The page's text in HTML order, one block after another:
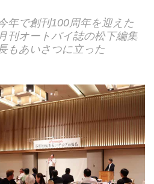
年で創刊100周年を迎えた
刊オートバイ誌の松下編集
もあいさつに立った